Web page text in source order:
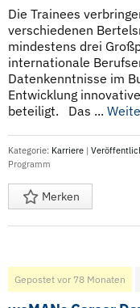
Die Trainees
verschiedenen
mindestens drei
internationale
Datenkenntnisse im
Entwicklung
beteiligt. Das ...
Kategorie: Karriere |
Programm
Merken
Gepostet vor 78 Monaten